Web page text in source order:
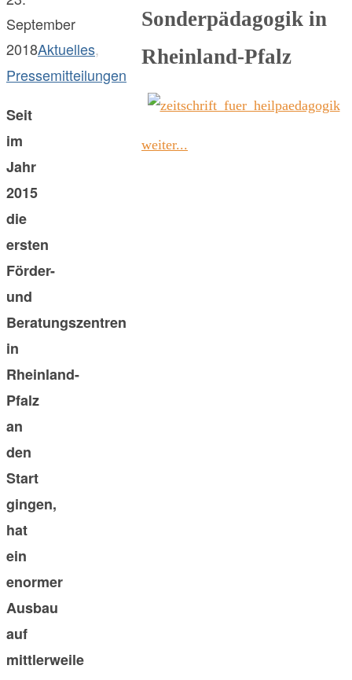
September
2018Aktuelles,
Pressemitteilungen
Seit
im
Jahr
2015
die
ersten
Förder-
und
Beratungszentren
in
Rheinland-
Pfalz
an
den
Start
gingen,
hat
ein
enormer
Ausbau
auf
mittlerweile
Sonderpädagogik in
Rheinland-Pfalz
weiter...